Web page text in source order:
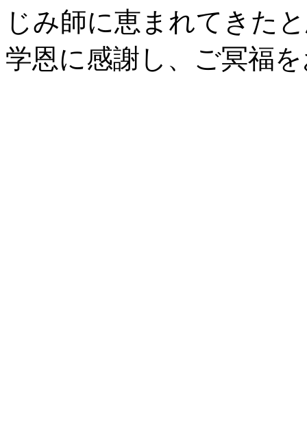
じみ師に恵まれてきた
学恩に感謝し、ご冥福